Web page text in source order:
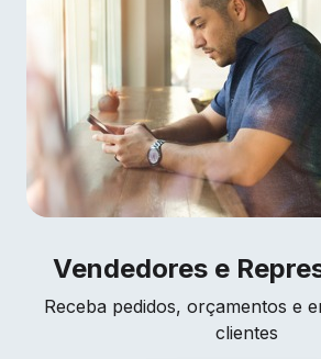
Vendedores e
Receba pedidos, orçamentos e
clientes